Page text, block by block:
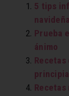
5 tips
Prueba
ánimo